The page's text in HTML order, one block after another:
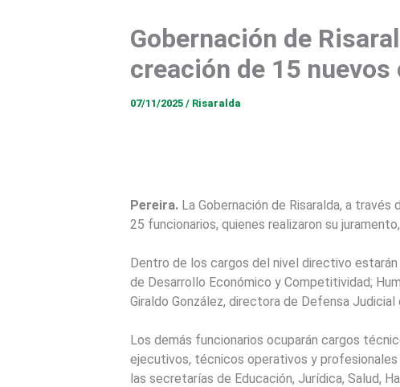
Gobernación de
creación de 15 nuevos
07/11/2025 / Risaralda
Pereira. La Gobernación de Risaralda, a
25 funcionarios, quienes realizaron su
Dentro de los cargos del nivel directivo
de Desarrollo Económico y Competitividad;
Giraldo González, directora de Defensa Judicial
Los demás funcionarios ocuparán cargos
ejecutivos, técnicos operativos y profesionales
las secretarías de Educación, Jurídica, Salud,